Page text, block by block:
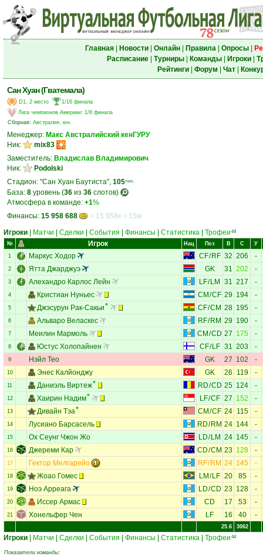
Главная| Новости| Онлайн| Правила| Опросы|
Расписание| Турниры| Команды| Игроки|
Рейтинги| Форум Чат|
Сан Хуан (Гватемала)
D1, 2 место
1/16 финала
Лига чемпионов Америки: 1/8 финала
Сборная: Австралия, юн.
Менеджер: Макс Австралийский кенГУРУ
Ник:
mix83
Заместитель: Владислав Владимирович
Ник:
Podolski
Стадион: "Сан Хуан Баутиста", 105тыс.
База: 8 уровень (36 из 36 слотов)
Атмосфера в команде: +1%
Финансы: 15 958 688
= 15 958к = 15м
Игроки
Матчи Сделки События Финансы Статистика Трофеи 44
№ Игрок Нац Поз В С У
1 Маркус Ходор CF/RF 32 206 -
2 Ятта Джарджуэ GK 31 202 -
3 Алехандро Карлос Лейн LF/ LM 31 217 -
4 Кристиан Нуньес CM /CF 29 194 -
5 Джэсурун Рак-Сакьи CF/CM 28 195 -
6 Альваро Веласкес RF/ RM 29 190 -
7 Меилин Мармоль CM /CD 27 175 -
8 Юстус Холопайнен CF/LF 31 203 -
9 Нэйл Тео GK 27 102 -
10 Энес Калйонджу GK 26 119 -
11 Даниэль Виртеж RD/CD 25 124 -
12 Хаирин Надим LF/CF 27 152 -
13 Дивайн Тэа CM /CF 24 115 -
14 Лусиано Барсасель RD/ RM 24 144 -
15 Ох Сеунг Чжон Жо LD/ LM 24 145 -
16 Джереми Кар CD/CM 23 128 -
17 Гектор Мелгарейо RF/ RM 24 145 -
18 Жоао Гомес LM / LF 20 85 -
19 Ноэ Арреага LD/CD 23 128 -
20 Иссер Армас CD 17 53 -
21 Хонельфер Чен LF 16 40 -
25.6 3062
Игроки Матчи Сделки События Финансы Статистика Трофеи 44
Показатели команды: